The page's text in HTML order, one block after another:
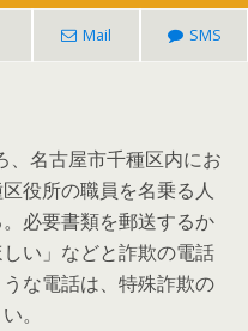
Mail SMS
名古屋市千種区内にお
役所の職員を名乗る人
必要書類を郵送するか
い」などと詐欺の電話
な電話は、特殊詐欺の
。